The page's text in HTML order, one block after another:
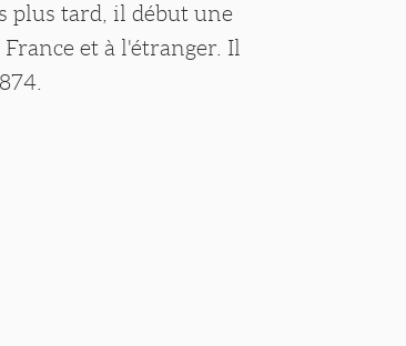
plus tard, il début une
et à l'étranger. Il